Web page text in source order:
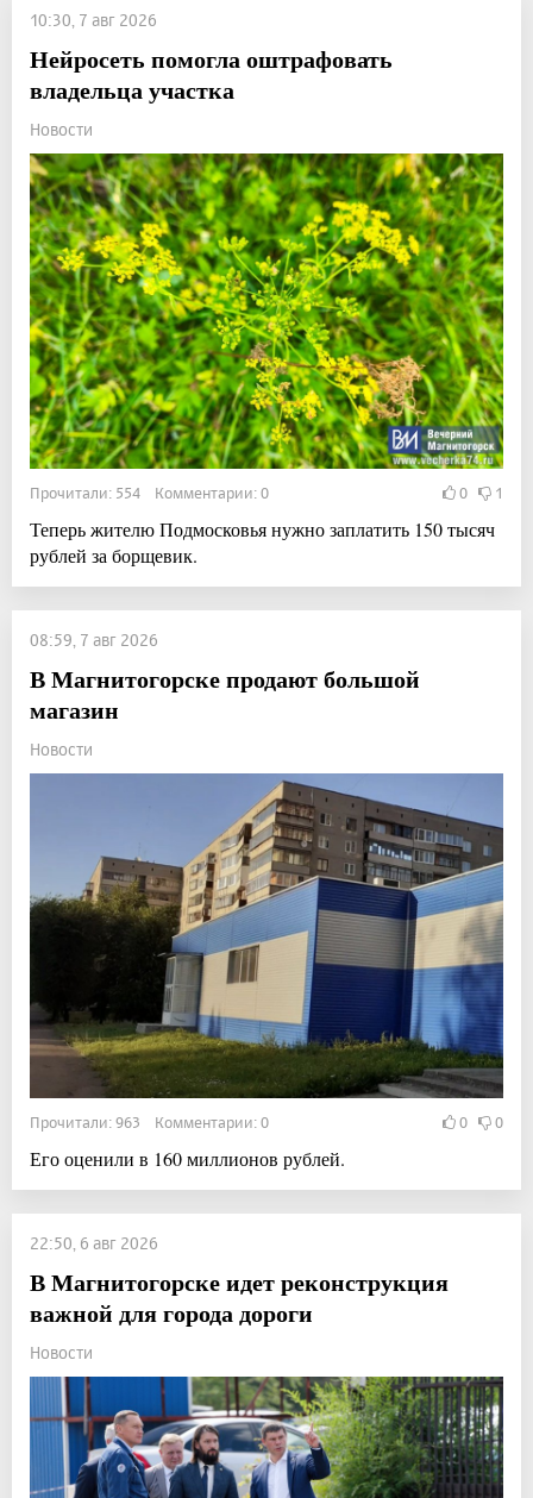
10:30, 7 авг 2026
Нейросеть помогла оштрафовать
владельца участка
Новости
Прочитали: 554 Комментарии: 0 0 1
Теперь жителю Подмосковья нужно заплатить 150 тысяч
рублей за борщевик.
08:59, 7 авг 2026
В Магнитогорске продают большой
магазин
Новости
Прочитали: 963 Комментарии: 0 0 0
Его оценили в 160 миллионов рублей.
22:50, 6 авг 2026
В Магнитогорске идет реконструкция
важной для города дороги
Новости